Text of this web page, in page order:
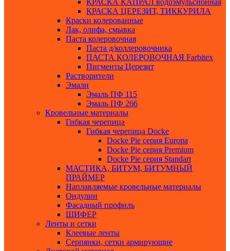
КРАСКА ЦЕРЕЗИТ, ТИККУРИЛА
Краски колерованные
Лак, олифа, смывка
Паста колеровочная
Паста д/коллеровочника
ПАСТА КОЛЕРОВОЧНАЯ Farbitex
Пигменты Церезит
Растворители
Эмали
Эмаль ПФ 115
Эмаль ПФ 266
Кровельные материалы
Гибкая черепица
Гибкая черепица Docke
Docke Pie серия Europa
Docke Pie серия Premium
Docke Pie серия Standart
МАСТИКА, БИТУМ, БИТУМНЫЙ
ПРАЙМЕР
Наплавляемые кровельные материалы
Ондулин
Фасадный профиль
ШИФЕР
Ленты и сетки
Клеевые ленты
Серпянки, сетки армирующие